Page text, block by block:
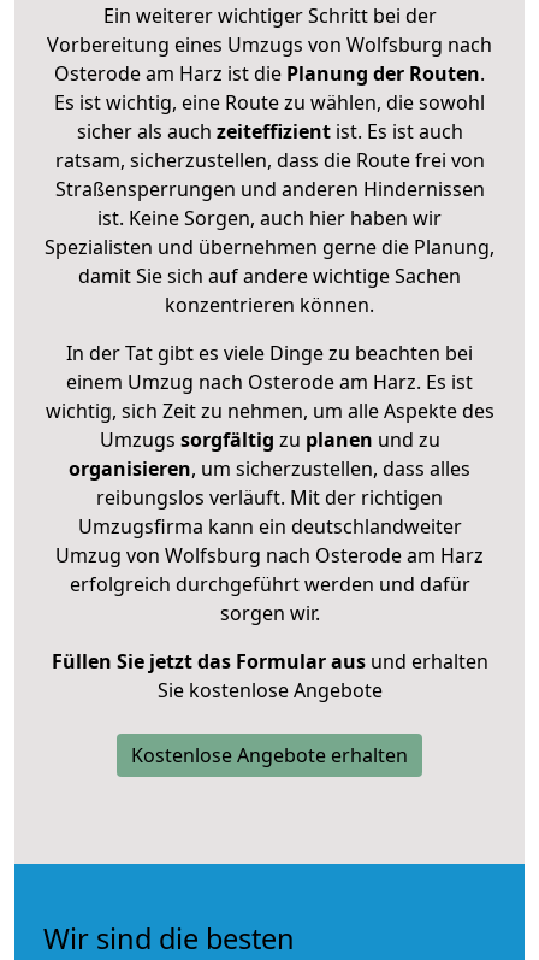
Ein weiterer wichtiger Schritt bei der
Vorbereitung eines Umzugs von Wolfsburg nach
Osterode am Harz ist die Planung der Routen.
Es ist wichtig, eine Route zu wählen, die sowohl
sicher als auch zeiteffizientist. Es ist auch
ratsam, sicherzustellen, dass die Route frei von
Straßensperrungen und anderen Hindernissen
ist. Keine Sorgen, auch hier haben wir
Spezialisten und übernehmen gerne die Planung,
damit Sie sich auf andere wichtige Sachen
konzentrieren können.
In der Tat gibt es viele Dinge zu beachten bei
einem Umzug nach Osterode am Harz. Es ist
wichtig, sich Zeit zu nehmen, um alle Aspekte des
Umzugs sorgfältig zu planen und zu
organisieren, um sicherzustellen, dass alles
reibungslos verläuft. Mit der richtigen
Umzugsfirma kann ein deutschlandweiter
Umzug von Wolfsburg nach Osterode am Harz
erfolgreich durchgeführt werden und dafür
sorgen wir.
Füllen Sie jetzt das Formular ausund erhalten
Sie kostenlose Angebote
Kostenlose Angebote erhalten
Wir sind die besten